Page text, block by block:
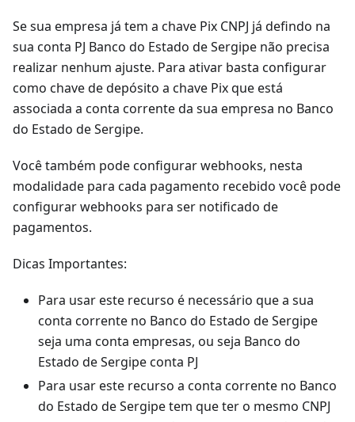
Se sua empresa já tem a chave Pix CNPJ já defindo na
sua conta PJ Banco do Estado de Sergipe não precisa
realizar nenhum ajuste. Para ativar basta configurar
como chave de depósito a chave Pix que está
associada a conta corrente da sua empresa no Banco
do Estado de Sergipe.
Você também pode configurar webhooks, nesta
modalidade para cada pagamento recebido você pode
configurar webhooks para ser notificado de
pagamentos.
Dicas Importantes:
Para usar este recurso é necessário que a sua
conta corrente no Banco do Estado de Sergipe
seja uma conta empresas, ou seja Banco do
Estado de Sergipe conta PJ
Para usar este recurso a conta corrente no Banco
do Estado de Sergipe tem que ter o mesmo CNPJ